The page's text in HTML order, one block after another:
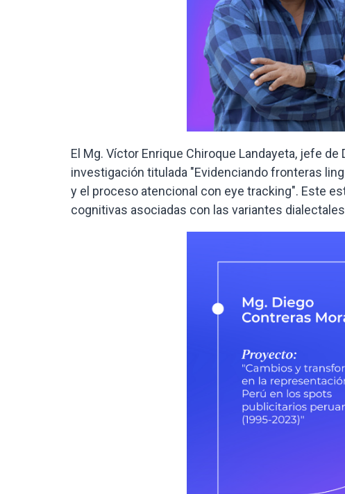
El Mg. Víctor Enrique Chiroque Landayeta, jefe
investigación titulada "Evidenciando fronteras
y el proceso atencional con eye tracking". Este
cognitivas asociadas con las variantes